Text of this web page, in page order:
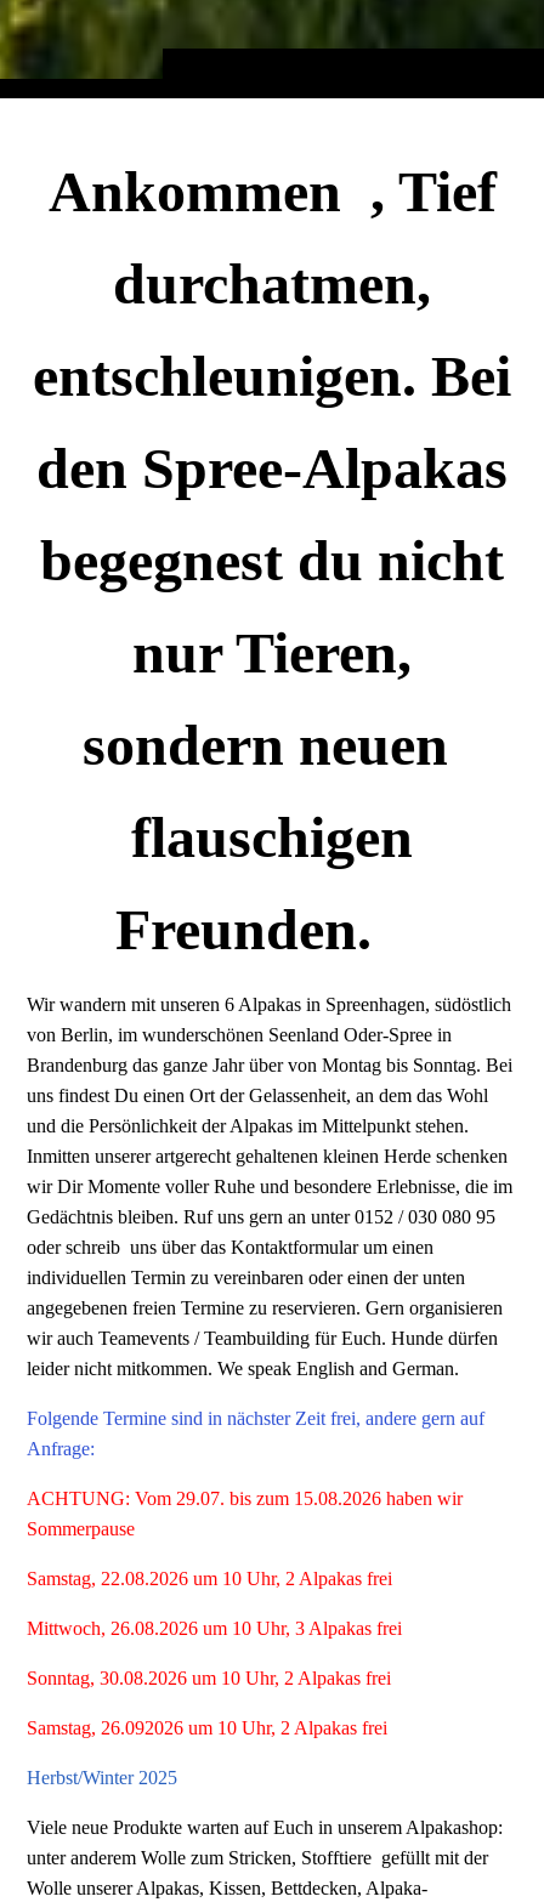
Ankommen , Tief
durchatmen,
entschleunigen. Bei
den Spree-Alpakas
begegnest du nicht
nur Tieren,
sondern neuen
flauschigen
Freunden.
Wir wandern mit unseren 6 Alpakas in Spreenhagen, südöstlich
von Berlin, im wunderschönen Seenland Oder-Spree in
Brandenburg das ganze Jahr über von Montag bis Sonntag. Bei
uns findest Du einen Ort der Gelassenheit, an dem das Wohl
und die Persönlichkeit der Alpakas im Mittelpunkt stehen.
Inmitten unserer artgerecht gehaltenen kleinen Herde schenken
wir Dir Momente voller Ruhe und besondere Erlebnisse, die im
Gedächtnis bleiben. Ruf uns gern an unter 0152 / 030 080 95
oder schreib uns über das Kontaktformular um einen
individuellen Termin zu vereinbaren oder einen der unten
angegebenen freien Termine zu reservieren. Gern organisieren
wir auch Teamevents / Teambuilding für Euch. Hunde dürfen
leider nicht mitkommen. We speak English and German.
Folgende Termine sind in nächster Zeit frei, andere gern auf
Anfrage:
ACHTUNG: Vom 29.07. bis zum 15.08.2026 haben wir
Sommerpause
Samstag, 22.08.2026 um 10 Uhr, 2 Alpakas frei
Mittwoch, 26.08.2026 um 10 Uhr, 3 Alpakas frei
Sonntag, 30.08.2026 um 10 Uhr, 2 Alpakas frei
Samstag, 26.092026 um 10 Uhr, 2 Alpakas frei
Herbst/Winter 2025
Viele neue Produkte warten auf Euch in unserem Alpakashop:
unter anderem Wolle zum Stricken, Stofftiere gefüllt mit der
Wolle unserer Alpakas, Kissen, Bettdecken, Alpaka-